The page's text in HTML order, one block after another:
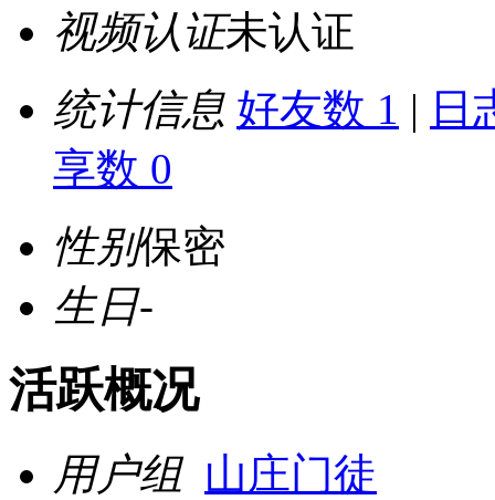
视频认证未认证
统计信息 好友数 1 | 日
享数 0
性别保密
生日-
活跃概况
用户组 山庄门徒